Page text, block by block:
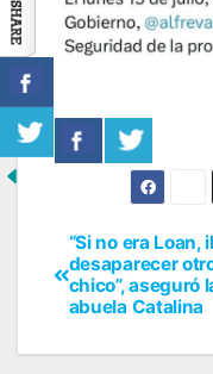
“Si no era Loan,
desaparecer
chico”, aseguró
abuela Catalina